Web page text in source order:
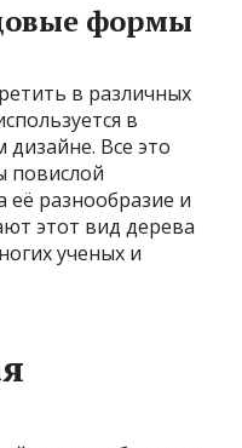
формы
в различных
в
Все это
повислой
её разнообразие и
этот вид дерева
ученых и